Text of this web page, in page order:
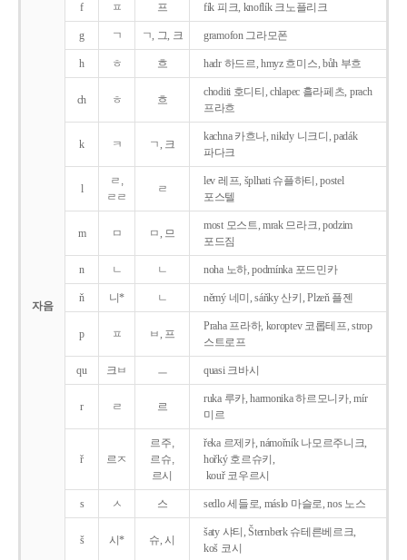
자음
f ㅍ 프 fík 피크, knoflík 크노플리크
g ㄱ ㄱ, 그, 크 gramofon 그라모폰
h ㅎ 흐 hadr 하드르, hmyz 흐미스, bůh 부흐
ch ㅎ 흐
choditi 호디티, chlapec 흘라페츠, prach
프라흐
k ㅋ ㄱ, 크
kachna 카흐나, nikdy 니크디, padák
파다크
l
ㄹ,
ㄹㄹ
ㄹ
lev 레프, šplhati 슈플하티, postel
포스텔
m ㅁ ㅁ, 므
most 모스트, mrak 므라크, podzim
포드짐
n ㄴ ㄴ noha 노하, podmínka 포드민카
ň 니* ㄴ němý 네미, sáňky 산키, Plzeň 플젠
p ㅍ ㅂ, 프
Praha 프라하, koroptev 코롭테프, strop
스트로프
qu 크ㅂ ㅡ quasi 크바시
r ㄹ 르
ruka 루카, harmonika 하르모니카, mír
미르
ř 르ㅈ
르주,
르슈,
르시
řeka 르제카, námořník 나모르주니크,
hořký 호르슈키,
kouř 코우르시
s ㅅ 스 sedlo 세들로, máslo 마슬로, nos 노스
š 시* 슈, 시
šaty 샤티, Šternberk 슈테른베르크,
koš 코시